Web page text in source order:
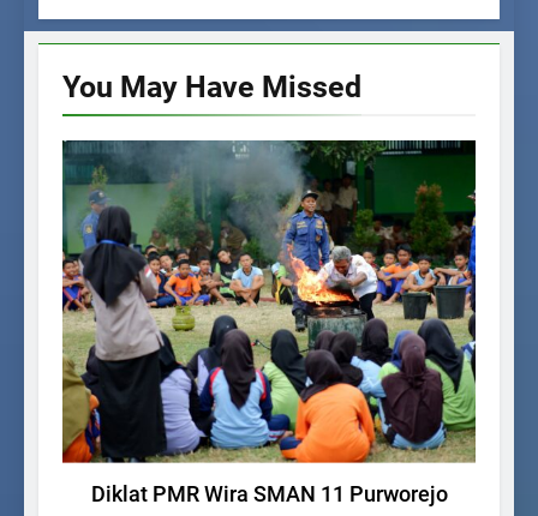
You May Have Missed
KEGIATAN SISWA
Diklat PMR Wira SMAN 11 Purworejo